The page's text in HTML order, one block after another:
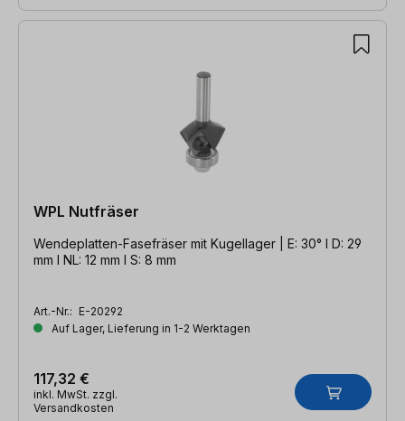
WPL Nutfräser
Wendeplatten-Fasefräser mit Kugellager | E: 30° l D: 29
mm l NL: 12 mm l S: 8 mm
Art.-Nr.: E-20292
Auf Lager, Lieferung in 1-2 Werktagen
117,32 €
inkl. MwSt. zzgl.
Versandkosten